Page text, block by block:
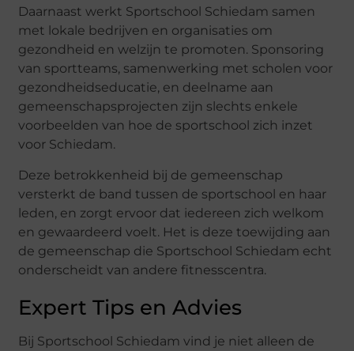
Daarnaast werkt Sportschool Schiedam samen
met lokale bedrijven en organisaties om
gezondheid en welzijn te promoten. Sponsoring
van sportteams, samenwerking met scholen voor
gezondheidseducatie, en deelname aan
gemeenschapsprojecten zijn slechts enkele
voorbeelden van hoe de sportschool zich inzet
voor Schiedam.
Deze betrokkenheid bij de gemeenschap
versterkt de band tussen de sportschool en haar
leden, en zorgt ervoor dat iedereen zich welkom
en gewaardeerd voelt. Het is deze toewijding aan
de gemeenschap die Sportschool Schiedam echt
onderscheidt van andere fitnesscentra.
Expert Tips en Advies
Bij Sportschool Schiedam vind je niet alleen de